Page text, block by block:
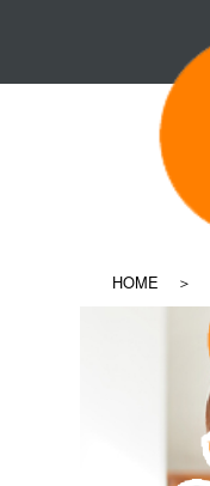
HOME